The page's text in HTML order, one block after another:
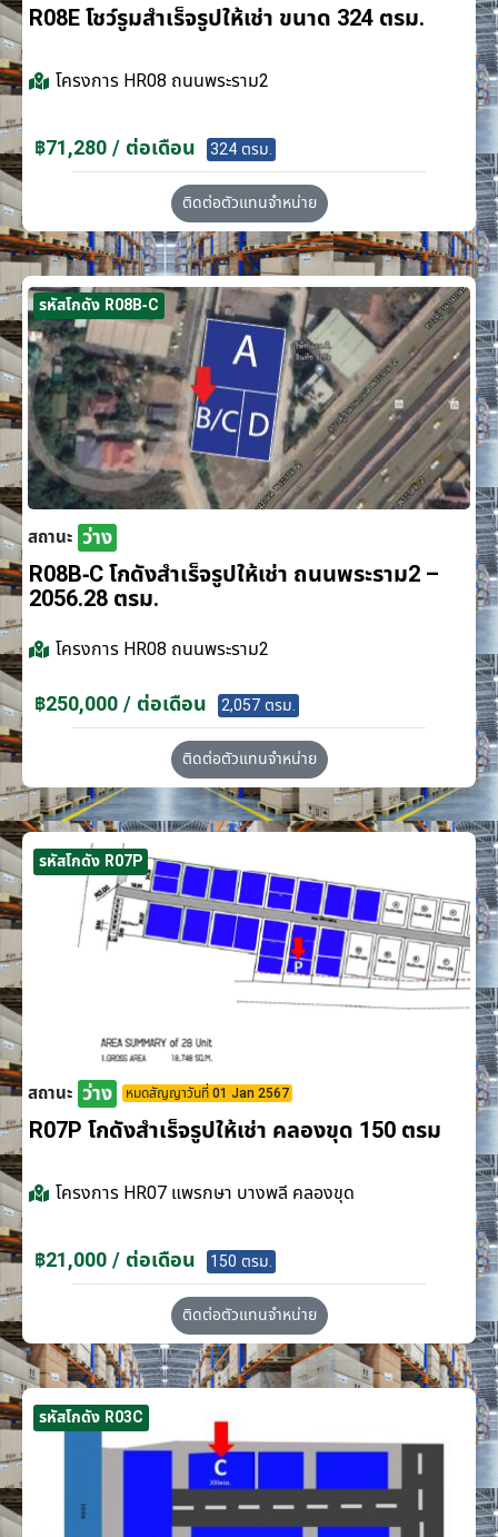
R08E โชว์รูมสำเร็จรูปให้เช่า ขนาด 324 ตรม.
โครงการ HR08 ถนนพระราม2
฿71,280 / ต่อเดือน 324 ตรม.
ติดต่อตัวแทนจำหน่าย
รหัสโกดัง R08B-C
สถานะ ว่าง
R08B-C โกดังสำเร็จรูปให้เช่า ถนนพระราม2 –
2056.28 ตรม.
โครงการ HR08 ถนนพระราม2
฿250,000 / ต่อเดือน 2,057 ตรม.
ติดต่อตัวแทนจำหน่าย
รหัสโกดัง R07P
สถานะ ว่าง หมดสัญญาวันที่ 01 Jan 2567
R07P โกดังสำเร็จรูปให้เช่า คลองขุด 150 ตรม
โครงการ HR07 แพรกษา บางพลี คลองขุด
฿21,000 / ต่อเดือน 150 ตรม.
ติดต่อตัวแทนจำหน่าย
รหัสโกดัง R03C